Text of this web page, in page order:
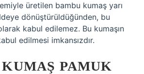
üretilen bambu kumaş yarı
dönüştürüldüğünden, bu
kabul edilemez. Bu kumaşın
edilmesi imkansızdır.
PAMUK